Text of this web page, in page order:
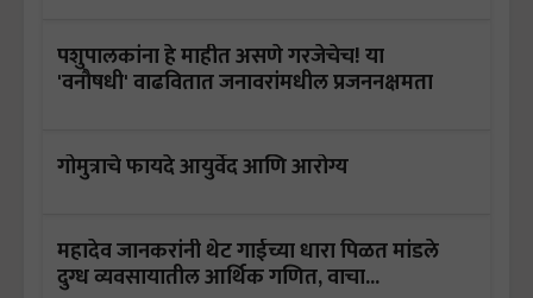
पशुपालकांना हे माहीत असणे गरजेचेच! या
'वनौषधी' वाढवितात जनावरांमधील प्रजननक्षमता
गोमुत्राचे फायदे आयुर्वेद आणि आरोग्य
महादेव जानकरांनी थेट गाईच्या धारा पिळत मांडले
दुग्ध व्यवसायातील आर्थिक गणित, वाचा...